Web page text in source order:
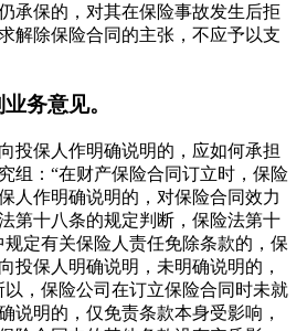
承保的，对其在保险事故发生后拒
解除保险合同的主张，不应予以支
务意见。
投保人作明确说明的，应如何承担
组：“在财产保险合同订立时，保险
人作明确说明的，对保险合同效力
第十八条的规定判断，保险法第十
规定有关保险人责任免除条款的，保
投保人明确说明，未明确说明的，
，保险公司在订立保险合同时未就
说明的，仅免责条款本身受影响，